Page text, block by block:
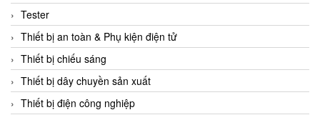
CCS
CD Automation
CEAG Sicherheitst
CEIA Vietnam
Celduc Vietnam
Tester
Thiết bị an toàn & Phụ kiện điện tử
Thiết bị chiếu sáng
Thiết bị dây chuyền sản xuất
Thiết bị điện công nghiệp